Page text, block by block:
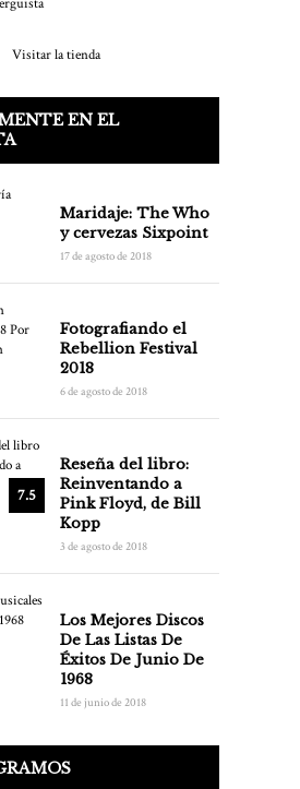
Visitar la tienda
EN EL
Maridaje: The Who
y cervezas Sixpoint
17 de agosto de 2018
Fotografiando el
Rebellion Festival
2018
6 de agosto de 2018
7.5
Reseña del libro:
Reinventando a
Pink Floyd, de Bill
Kopp
3 de agosto de 2018
Los Mejores Discos
De Las Listas De
Éxitos De Junio De
1968
11 de junio de 2018